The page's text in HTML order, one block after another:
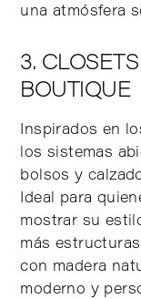
una atmósfera
3.
BOUTIQUE
Inspirados en
los sistemas
bolsos y
Ideal para
mostrar su
más
con madera
moderno y